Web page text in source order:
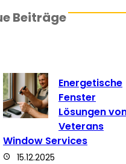
Beiträge
Energetische
Fenster
Lösungen
Veterans
Window Services
15.12.2025